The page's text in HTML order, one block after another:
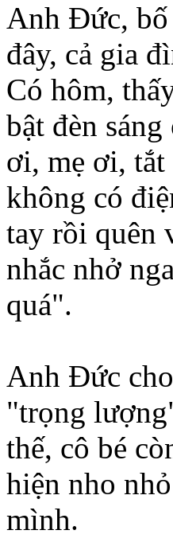
Anh Đức, bố
đây, cả gia
Có hôm,
bật đèn
ơi, mẹ ơi,
không có
tay rồi quên
nhắc nhở
quá".
Anh Đức
"trọng
thế, cô bé
hiện nho
mình.